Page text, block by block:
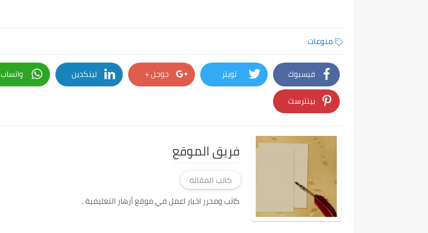
منوعات
فيسبوك تويتر جوجل + لينكدين
واتساب
بينترست
فريق الموقع
كاتب المقالة
كاتب ومحرر اخبار اعمل في موقع أزهار التعليمية .